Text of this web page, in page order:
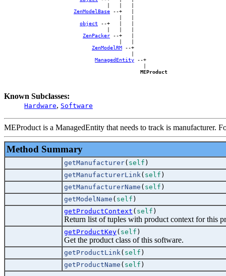
                                  |   |   |
ZenModelBase --+   |
                                      |   |
object --+   |   |
                                  |   |   |
ZenPacker --+   |
                                      |   |
ZenModelRM --+
                                          |
ManagedEntity --+
                                              |
MEProduct
Known Subclasses:
Hardware, Software
MEProduct is a ManagedEntity that needs to track is manufacturer.
Method Summary
getManufacturer( self )
getManufacturerLink ( self )
getManufacturerName ( self )
getModelName ( self )
getProductContext ( self )
Return list of tuples with product context for this
getProductKey( self )
Get the product class of this software.
getProductLink ( self )
getProductName ( self )